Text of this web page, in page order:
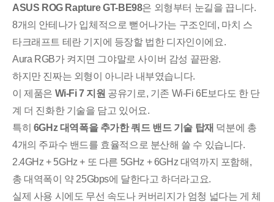
ASUS ROG Rapture GT-BE98은 외형부터 눈길을 끕니다.
8개의 안테나가 입체적으로 뻗어나가는 구조인데, 마치 스
타크래프트 테란 기지에 등장할 법한 디자인이에요.
Aura RGB가 켜지면 그야말로 사이버 감성 끝판왕.
하지만 진짜는 외형이 아니라 내부였습니다.
이 제품은 Wi-Fi 7 지원 공유기로, 기존 Wi-Fi 6E보다도 한 단
계 더 진화한 기술을 담고 있어요.
특히 6GHz 대역폭을 추가한 쿼드 밴드 기술 탑재 덕분에 총
4개의 주파수 밴드를 효율적으로 분산해 쓸 수 있습니다.
2.4GHz + 5GHz + 또 다른 5GHz + 6GHz 대역까지 포함해,
총 대역폭이 약 25Gbps에 달한다고 하더라고요.
실제 사용 시에도 무선 속도나 커버리지가 엄청 넓다는 게 체